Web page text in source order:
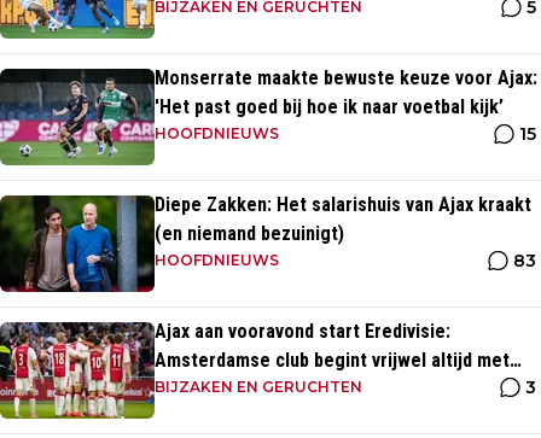
BIJZAKEN EN GERUCHTEN 5
Monserrate maakte bewuste keuze voor Ajax:
'Het past goed bij hoe ik naar voetbal kijk’
HOOFDNIEUWS 15
Diepe Zakken: Het salarishuis van Ajax kraakt
(en niemand bezuinigt)
HOOFDNIEUWS 83
Ajax aan vooravond start Eredivisie:
Amsterdamse club begint vrijwel altijd met
zege
BIJZAKEN EN GERUCHTEN 3